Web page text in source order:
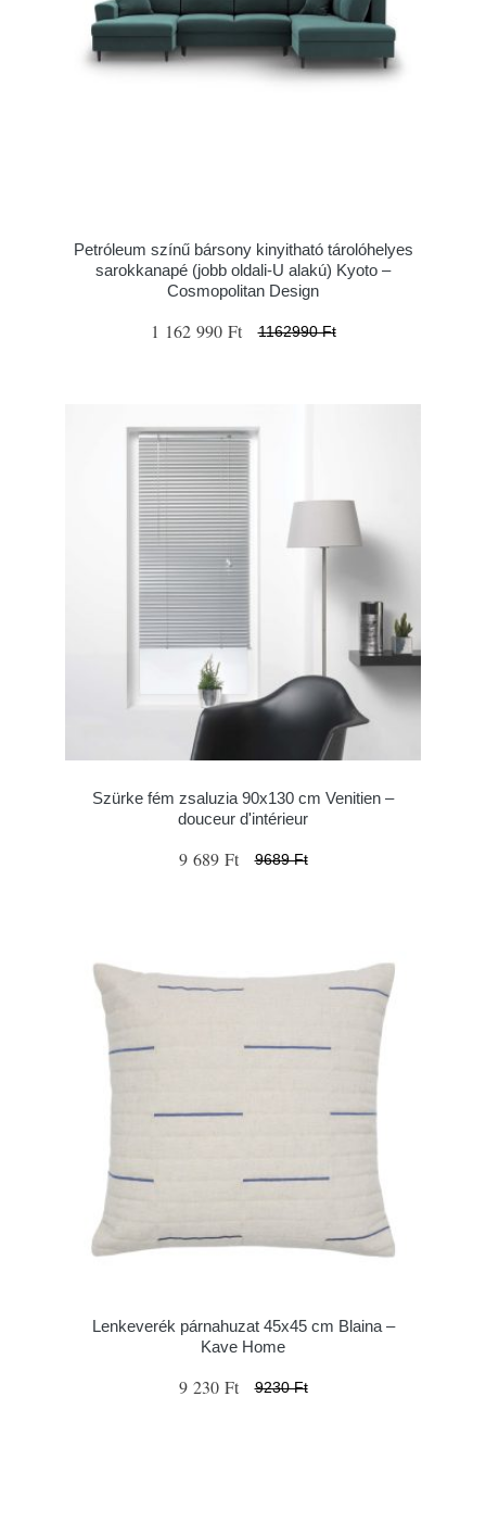
Petróleum színű bársony kinyitható tárolóhelyes
sarokkanapé (jobb oldali-U alakú) Kyoto –
Cosmopolitan Design
1 162 990 Ft 1162990 Ft
Szürke fém zsaluzia 90x130 cm Venitien –
douceur d'intérieur
9 689 Ft 9689 Ft
Lenkeverék párnahuzat 45x45 cm Blaina –
Kave Home
9 230 Ft 9230 Ft